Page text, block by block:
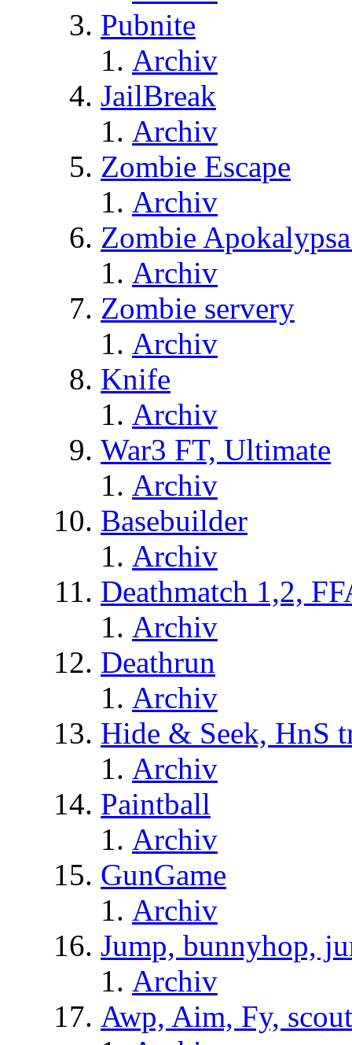
Pubnite
Archiv
JailBreak
Archiv
Zombie Escape
Archiv
Zombie
Archiv
Zombie servery
Archiv
Knife
Archiv
War3 FT, Ultimate
Archiv
Basebuilder
Archiv
Deathmatch 1,2,
Archiv
Deathrun
Archiv
Hide & Seek, HnS
Archiv
Paintball
Archiv
GunGame
Archiv
Jump, bunnyhop,
Archiv
Awp, Aim, Fy,